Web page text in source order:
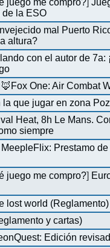
juego me compro? ]
de la ESO
mal Puerto
altura?
con el autor de 7a:
🦊Fox One: Air Combat
la que jugar en zona
Heat, 8h Le Mans.
siempre
MeepleFlix: Prestamo
juego me compro?]
lost world (Reglamento)
y cartas)
Edición